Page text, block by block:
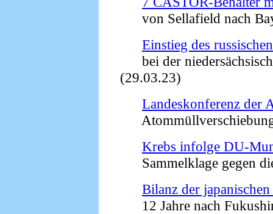
von Sellafield nach
Einstieg des
bei der
(29.03.23)
Landeskonferenz der
Atommüllverschiebung
Krebs infolge DU-
Sammelklage gegen
Bilanz der
12 Jahre nach